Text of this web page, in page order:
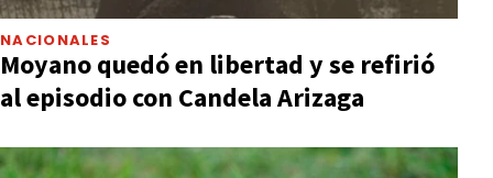
NACIONALES
Moyano quedó en libertad y se refirió
al episodio con Candela Arizaga